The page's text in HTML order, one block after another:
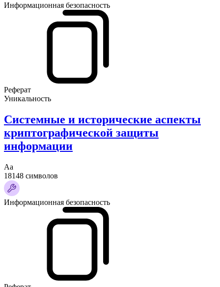
Информационная безопасность
Реферат
Уникальность
Системные и исторические аспекты
криптографической защиты
информации
Аа
18148 символов
Информационная безопасность